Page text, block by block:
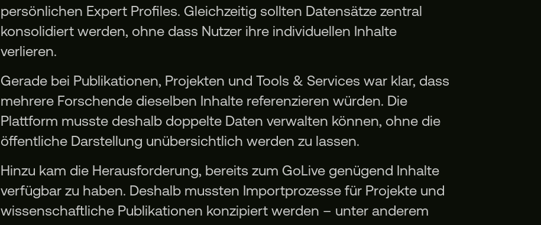
persönlichen Expert Profiles. Gleichzeitig sollten Datensätze zentral
konsolidiert werden, ohne dass Nutzer ihre individuellen Inhalte
verlieren.
Gerade bei Publikationen, Projekten und Tools & Services war klar, dass
mehrere Forschende dieselben Inhalte referenzieren würden. Die
Plattform musste deshalb doppelte Daten verwalten können, ohne die
öffentliche Darstellung unübersichtlich werden zu lassen.
Hinzu kam die Herausforderung, bereits zum GoLive genügend Inhalte
verfügbar zu haben. Deshalb mussten Importprozesse für Projekte und
wissenschaftliche Publikationen konzipiert werden – unter anderem